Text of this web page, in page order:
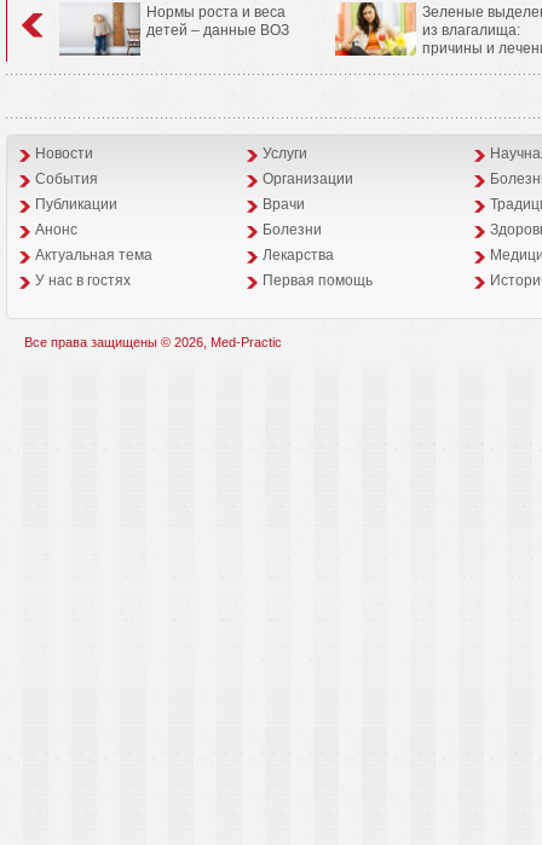
Нормы роста и веса
детей – данные ВОЗ
Зеленые
из влагалища:
причины и
Новости Услуги
События
Организации
Публикации
Врачи
Анонс
Болезни
Aктуальная тема
Лекарства
У нас в гостях
Первая помощь
Все права защищены © 2026, Med-Practic